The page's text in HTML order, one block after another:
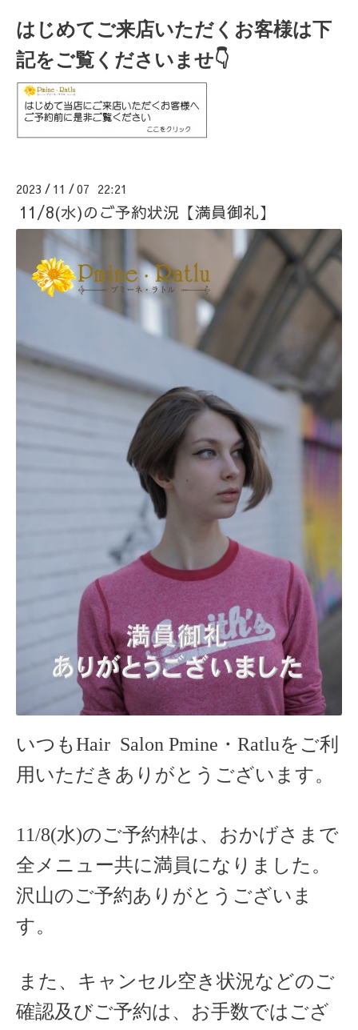
はじめてご来店いただくお客様は下
記をご覧くださいませ👇
2023 / 11 /07 22:21
11/8(水)のご予約状況【満員御礼】
いつもHair Salon Pmine・Ratluをご利
用いただきありがとうございます。
11/8(水)のご予約枠は、おかげさまで
全メニュー共に満員になりました。
沢山のご予約ありがとうございま
す。
また、キャンセル空き状況などのご
確認及びご予約は、お手数ではござ